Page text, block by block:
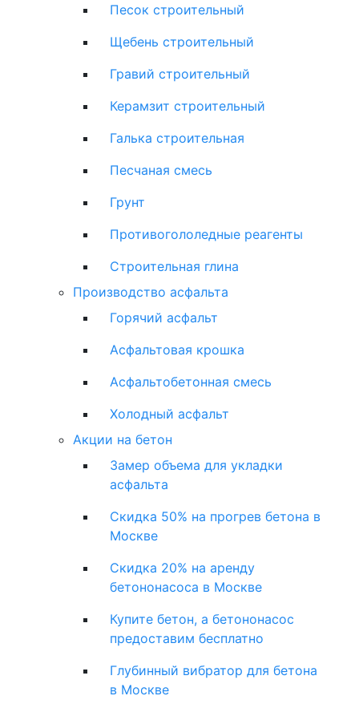
Песок строительный
Щебень строительный
Гравий строительный
Керамзит строительный
Галька строительная
Песчаная смесь
Грунт
Противогололедные реагенты
Строительная глина
Производство асфальта
Горячий асфальт
Асфальтовая крошка
Асфальтобетонная смесь
Холодный асфальт
Акции на бетон
Замер объема для укладки
асфальта
Скидка 50% на прогрев бетона в
Москве
Скидка 20% на аренду
бетононасоса в Москве
Купите бетон, а бетононасос
предоставим бесплатно
Глубинный вибратор для бетона
в Москве